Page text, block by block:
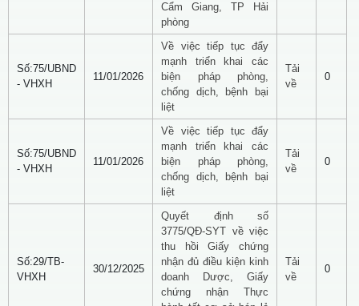
Cẩm Giang, TP Hải
phòng
Số:75/UBND
- VHXH
11/01/2026
Về việc tiếp tục đẩy
mạnh triển khai các
biện pháp phòng,
chống dịch, bệnh bại
liệt
Tải
về
0
Số:75/UBND
- VHXH
11/01/2026
Về việc tiếp tục đẩy
mạnh triển khai các
biện pháp phòng,
chống dịch, bệnh bại
liệt
Tải
về
0
Số:29/TB-
VHXH
30/12/2025
Quyết định số
3775/QĐ-SYT về việc
thu hồi Giấy chứng
nhận đủ điều kiện kinh
doanh Dược, Giấy
chứng nhận Thực
Tải
về
0